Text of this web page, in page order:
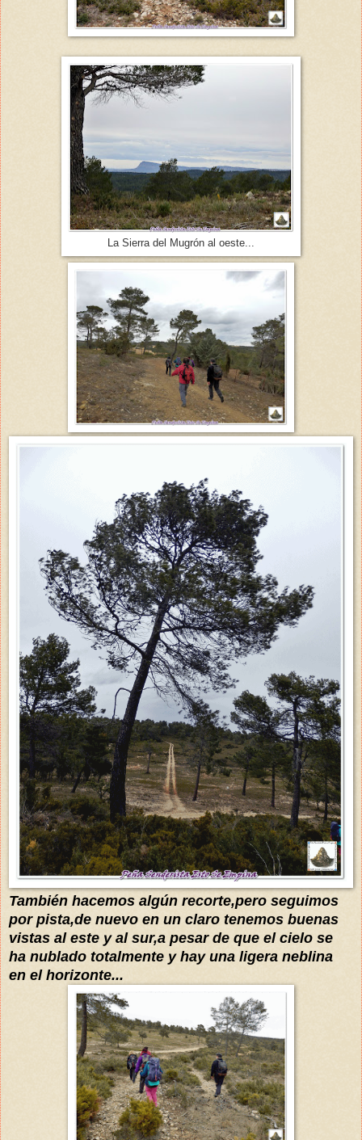
La Sierra del Mugrón al oeste...
También hacemos algún recorte,pero seguimos
por pista,de nuevo en un claro tenemos buenas
vistas al este y al sur,a pesar de que el cielo se
ha nublado totalmente y hay una ligera neblina
en el horizonte...